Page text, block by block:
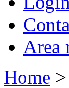
Area
Home >